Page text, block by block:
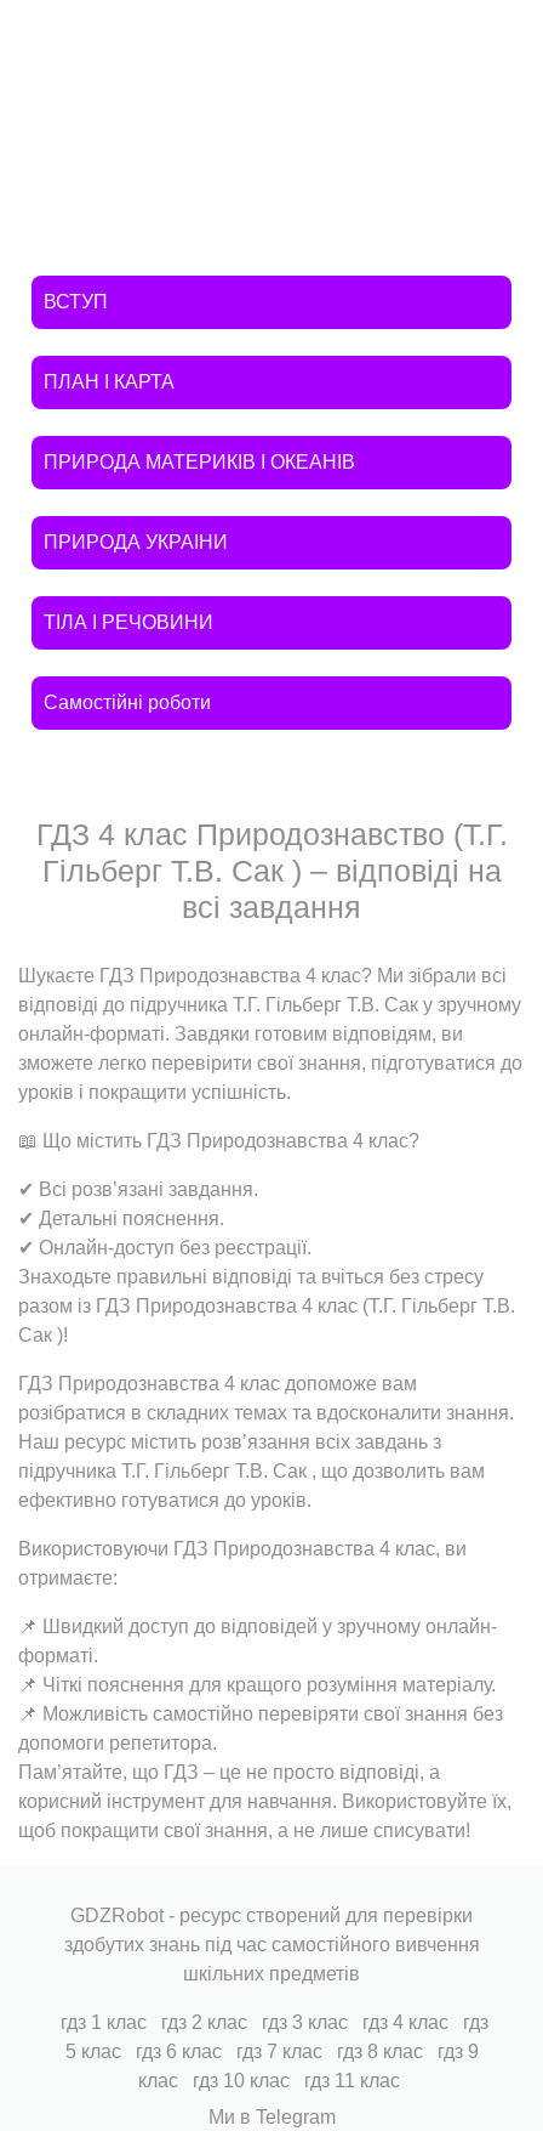
ВСТУП
ПЛАН I КАРТА
ПРИРОДА МАТЕРИКIВ I ОКЕАНIВ
ПРИРОДА УКРАIНИ
ТIЛА I РЕЧОВИНИ
Самостійні роботи
ГДЗ 4 клас Природознавство (Т.Г.
Гільберг Т.В. Сак ) – відповіді на
всі завдання
Шукаєте ГДЗ Природознавства 4 клас? Ми зібрали всі
відповіді до підручника Т.Г. Гільберг Т.В. Сак у зручному
онлайн-форматі. Завдяки готовим відповідям, ви
зможете легко перевірити свої знання, підготуватися до
уроків і покращити успішність.
📖 Що містить ГДЗ Природознавства 4 клас?
✔ Всі розв’язані завдання.
✔ Детальні пояснення.
✔ Онлайн-доступ без реєстрації.
Знаходьте правильні відповіді та вчіться без стресу
разом із ГДЗ Природознавства 4 клас (Т.Г. Гільберг Т.В.
Сак )!
ГДЗ Природознавства 4 клас допоможе вам
розібратися в складних темах та вдосконалити знання.
Наш ресурс містить розв’язання всіх завдань з
підручника Т.Г. Гільберг Т.В. Сак , що дозволить вам
ефективно готуватися до уроків.
Використовуючи ГДЗ Природознавства 4 клас, ви
отримаєте:
📌 Швидкий доступ до відповідей у зручному онлайн-
форматі.
📌 Чіткі пояснення для кращого розуміння матеріалу.
📌 Можливість самостійно перевіряти свої знання без
допомоги репетитора.
Пам’ятайте, що ГДЗ – це не просто відповіді, а
корисний інструмент для навчання. Використовуйте їх,
щоб покращити свої знання, а не лише списувати!
GDZRobot - ресурс створений для перевірки
здобутих знань під час самостійного вивчення
шкільних предметів
гдз 1 клас гдз 2 клас гдз 3 клас гдз 4 клас
гдз
5 клас
гдз 6 клас гдз 7 клас гдз 8 клас
гдз 9
клас
гдз 10 клас
гдз 11 клас
Ми в Telegram